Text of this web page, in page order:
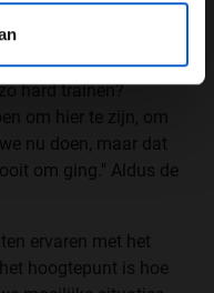
Ocon dus nog zeker
titel. "Ik ben hier met
kampioenschap te
hard trainen?
om hier te zijn, om
nu doen, maar dat
om ging." Aldus de
ervaren met het
hoogtepunt is hoe